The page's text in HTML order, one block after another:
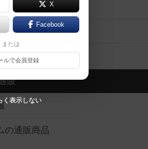
X
Facebook
または
ルで会員登録
く表示しない
覧
コラム
案内
販
の通販商品